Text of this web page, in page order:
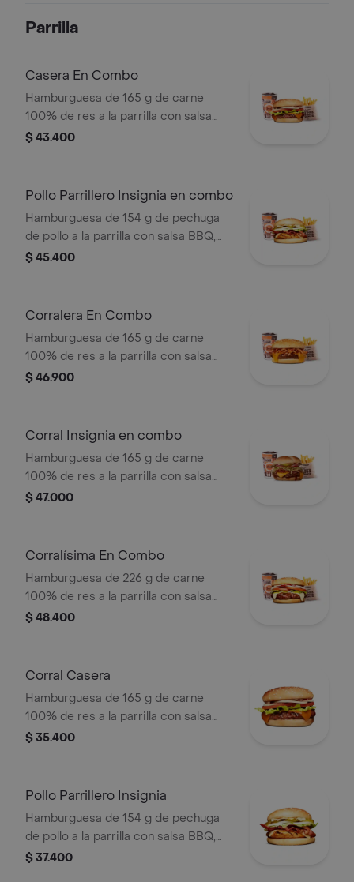
Parrilla
Casera En Combo
Hamburguesa de 165 g de carne
100% de res a la parrilla con salsa
bbq, queso americano, cebolla,
cascos) + bebida
$ 43.400
Pollo Parrillero Insignia en combo
Hamburguesa de 154 g de pechuga
de pollo a la parrilla con salsa BBQ,
tocineta, una tajada de queso tipo
pan papa + papas medianas (Corral o
$ 45.400
Corralera En Combo
Hamburguesa de 165 g de carne
100% de res a la parrilla con salsa
bbq, tocineta, queso americano,
bebida pet
$ 46.900
Corral Insignia en combo
Hamburguesa de 165 g de carne
100% de res a la parrilla con salsa
BBQ, tocineta, queso americano,
mostaza en pan papa + papas Corral
$ 47.000
Corralísima En Combo
Hamburguesa de 226 g de carne
100% de res a la parrilla con salsa
bbq, queso mozzarella, tomate,
pet
$ 48.400
Corral Casera
Hamburguesa de 165 g de carne
100% de res a la parrilla con salsa
bbq, queso americano, cebolla en
$ 35.400
Pollo Parrillero Insignia
Hamburguesa de 154 g de pechuga
de pollo a la parrilla con salsa BBQ,
tocineta, una tajada de queso tipo
$ 37.400